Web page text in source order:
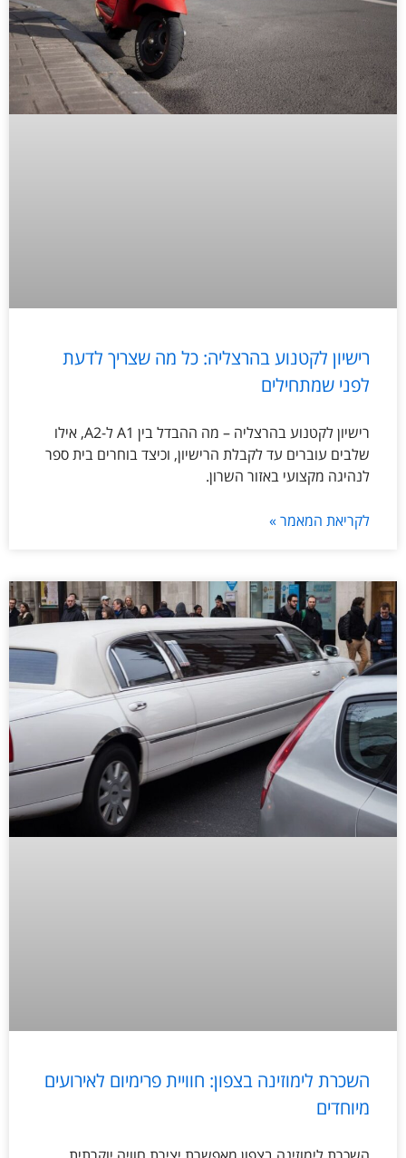
רישיון לקטנוע בהרצליה: כל מה שצריך לדעת
לפני שמתחילים
רישיון לקטנוע בהרצליה – מה ההבדל בין A1 ל-A2, אילו
שלבים עוברים עד לקבלת הרישיון, וכיצד בוחרים בית ספר
לנהיגה מקצועי באזור השרון.
לקריאת המאמר »
השכרת לימוזינה בצפון: חוויית פרימיום לאירועים
מיוחדים